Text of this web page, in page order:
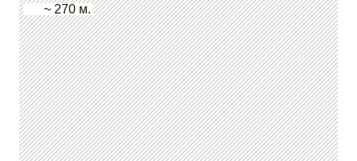
~ 270 м.